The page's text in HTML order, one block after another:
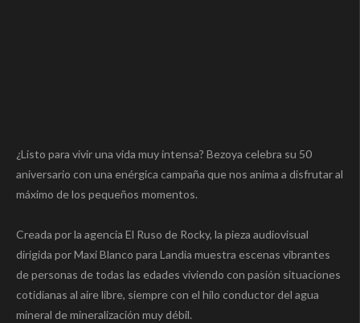
¿Listo para vivir una vida muy intensa? Bezoya celebra su 50
aniversario con una enérgica campaña que nos anima a disfrutar al
máximo de los pequeños momentos.
Creada por la agencia El Ruso de Rocky, la pieza audiovisual
dirigida por Maxi Blanco para Landia muestra escenas vibrantes
de personas de todas las edades viviendo con pasión situaciones
cotidianas al aire libre, siempre con el hilo conductor del agua
mineral de mineralización muy débil.